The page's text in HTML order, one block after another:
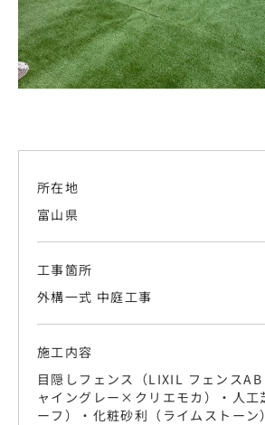
所在地
富山県
工事箇所
外構一式 中庭工事
施工内容
目隠しフェンス（LIXIL フェンス
ャイングレー×クリエモカ）・人工
ーフ）・化粧砂利（ライムストーン）